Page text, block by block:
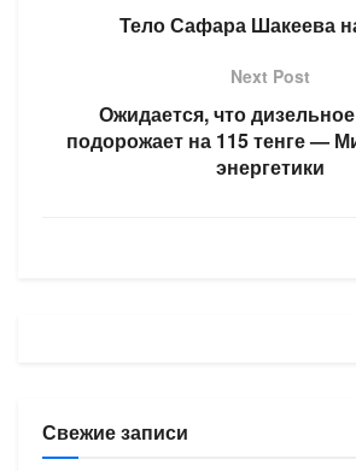
Тело Сафара Шакеева
Next Post
Ожидается, что
подорожает на 115 тенге —
энергетики
Свежие записи